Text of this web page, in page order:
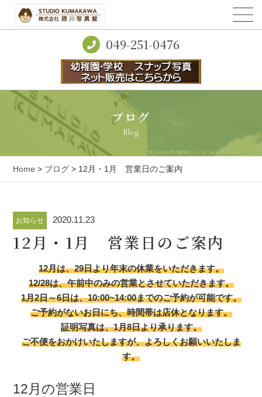
049-251-0476
ブログ
Blog
Home > ブログ > 12月・1月 営業日のご案内
お知らせ 2020.11.23
12月・1月 営業日のご案内
12月は、29日より年末の休業をいただきます。
12/28は、午前中のみの営業とさせていただきます。
1月2日～6日は、10:00~14:00までのご予約が可能です。
ご予約がないお日にち、時間帯は店休となります。
証明写真は、1月8日より承ります。
ご不便をおかけいたしますが、よろしくお願いいたしま
す。
12月の営業日